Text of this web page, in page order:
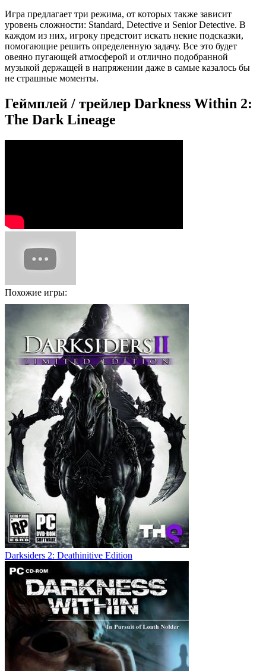
Игра предлагает три режима, от которых также зависит
уровень сложности: Standard, Detective и Senior Detective. В
каждом из них, игроку предстоит искать некие подсказки,
помогающие решить определенную задачу. Все это будет
овеяно пугающей атмосферой и отлично подобранной
музыкой держащей в напряжении даже в самые казалось бы
не страшные моменты.
Геймплей / трейлер Darkness Within 2:
The Dark Lineage
Похожие игры:
Darksiders 2: Deathinitive Edition